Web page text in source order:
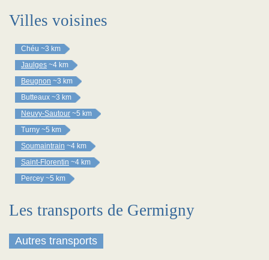
Villes voisines
Chéu ~3 km
Jaulges ~4 km
Beugnon ~3 km
Butteaux ~3 km
Neuvy-Sautour ~5 km
Turny ~5 km
Soumaintrain ~4 km
Saint-Florentin ~4 km
Percey ~5 km
Les transports de Germigny
Autres transports